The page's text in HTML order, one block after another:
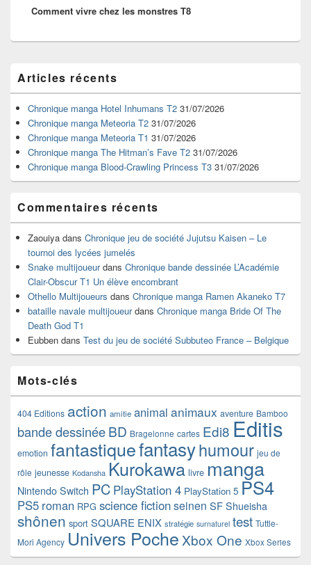
Comment vivre chez les monstres T8
principale
de
widget
pour
barre
latérale
Articles récents
Chronique manga Hotel Inhumans T2 31/07/2026
Chronique manga Meteoria T2 31/07/2026
Chronique manga Meteoria T1 31/07/2026
Chronique manga The Hitman’s Fave T2 31/07/2026
Chronique manga Blood-Crawling Princess T3 31/07/2026
Commentaires récents
Zaouiya dans Chronique jeu de société Jujutsu Kaisen – Le
tournoi des lycées jumelés
Snake multijoueurdans Chronique bande dessinée L’Académie
Clair-Obscur T1 Un élève encombrant
Othello Multijoueurs dans Chronique manga Ramen Akaneko T7
bataille navale multijoueurdans Chronique manga Bride Of The
Death God T1
Eubben dans Test du jeu de société Subbuteo France – Belgique
Mots-clés
404 Editions action amitie animal animaux aventure Bamboo
bande dessinéeBD Bragelonne cartes Edi8 Editis
emotion fantastiquefantasyhumour jeu de
rôle jeunesse Kodansha Kurokawa livre manga
Nintendo Switch PC PlayStation 4 PlayStation 5 PS4
PS5 roman RPG science fictionseinen SF Shueisha
shônen sport SQUARE ENIX stratégie surnaturel test Tuttle-
Mori Agency Univers Poche Xbox One Xbox Series